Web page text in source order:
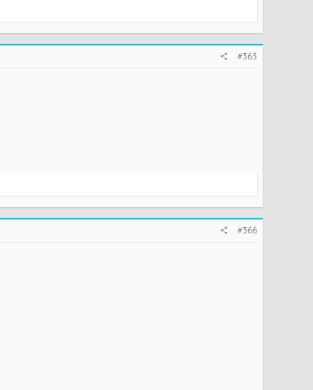
#365
#366